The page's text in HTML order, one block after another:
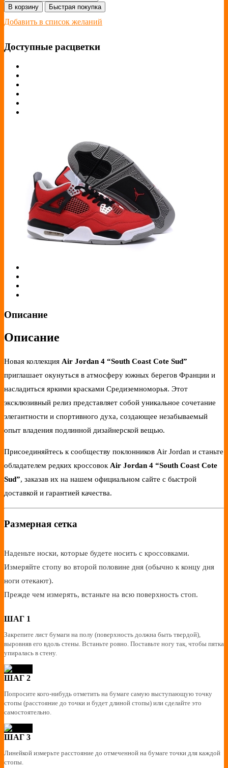
В корзину Быстрая покупка
Добавить в список желаний
Доступные расцветки
Описание
Описание
Новая коллекция Air Jordan 4 “South Coast Cote Sud”
приглашает окунуться в атмосферу южных берегов Франции и
насладиться яркими красками Средиземноморья. Этот
эксклюзивный релиз представляет собой уникальное сочетание
элегантности и спортивного духа, создающее незабываемый
опыт владения подлинной дизайнерской вещью.
Присоединяйтесь к сообществу поклонников Air Jordan и станьте
обладателем редких кроссовок Air Jordan 4 “South Coast Cote
Sud”, заказав их на нашем официальном сайте с быстрой
доставкой и гарантией качества.
Размерная сетка
Наденьте носки, которые будете носить с кроссовками.
Измеряйте стопу во второй половине дня (обычно к концу дня
ноги отекают).
Прежде чем измерять, встаньте на всю поверхность стоп.
ШАГ 1
Закрепите лист бумаги на полу (поверхность должна быть твердой),
выровняв его вдоль стены. Встаньте ровно. Поставьте ногу так, чтобы пятка
упиралась в стену.
ШАГ 2
Попросите кого-нибудь отметить на бумаге самую выступающую точку
стопы (расстояние до точки и будет длиной стопы) или сделайте это
самостоятельно.
ШАГ 3
Линейкой измерьте расстояние до отмеченной на бумаге точки для каждой
стопы.